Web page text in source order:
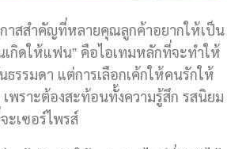
าสสำคัญที่หลายคุณลูกค้าอยากให้เป็น
เกิดให้แฟน” คือไอเทมหลักที่จะทำให้
ธรรมดา แต่การเลือกเค้กให้คนรักให้
พราะต้องสะท้อนทั้งความรู้สึก รสนิยม
ะเซอร์ไพรส์